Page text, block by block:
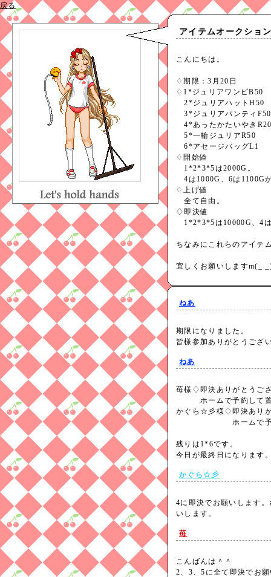
戻る
アイテムオークショ
こんにちは。
♢期限：3月20日
♢1*ジュリアワンピB50
2*ジュリアハットH50
3*ジュリアパンティF50
4*あったかたいやき
5*一輪ジュリアR50
6*アセージバッグL1
♢開始値
1*2*3*5は2000G。
4は1000G、6は1100G
♢上げ値
全て自由。
♢即決値
1*2*3*5は10000G、4
ちなみにこれらのアイテ
宜しくお願いしますm(_
ねあ
期限になりました。
皆様参加ありがとうご
ねあ
苺様♢即決ありがとうご
ホームで予約して置
かぐら☆彡様♢即決あり
ホームで予約し
残りは1*6です。
今日が最終日になりま
かぐら☆彡
4に即決でお願いします
いします。
苺
こんばんは＾＾
2、3、5に全て即決でお